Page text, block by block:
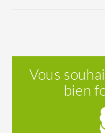
Vous
bien